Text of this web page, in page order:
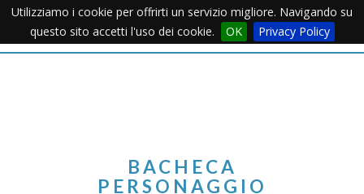
Utilizziamo i cookie per offrirti un servizio migliore. Navigando su
questo sito accetti l'uso dei cookie.
OK Privacy PolicyMenu
BACHECA
PERSONAGGIO